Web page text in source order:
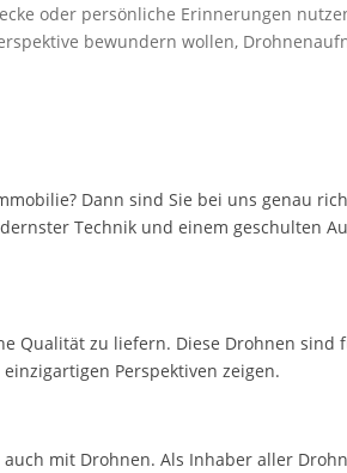
oder persönliche Erinnerungen
bewundern wollen,
Dann sind Sie bei uns genau
Technik und einem geschulten
Qualität zu liefern. Diese Drohnen sind
Perspektiven zeigen.
mit Drohnen. Als Inhaber aller